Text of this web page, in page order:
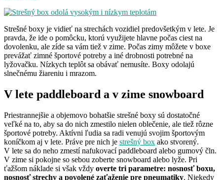
Strešné boxy je vidieť na strechách vozidiel predovšetkým v lete. Je
pravda, že ide o pomôcku, ktorú využijete hlavne počas ciest na
dovolenku, ale zíde sa vám tiež v zime. Počas zimy môžete v boxe
prevážať zimné športové potreby a iné drobnosti potrebné na
lyžovačku. Nízkych teplôt sa obávať nemusíte. Boxy odolajú
slnečnému žiareniu i mrazom.
V lete paddleboard a v zime snowboard
Priestrannejšie a objemovo bohatšie strešné boxy sú dostatočné
veľké na to, aby sa do nich zmestilo nielen oblečenie, ale tiež rôzne
športové potreby. Aktívni ľudia sa radi venujú svojim športovým
koníčkom aj v lete. Práve pre nich je strešný box ako stvorený.
V lete sa do neho zmestí nafukovací paddleboard alebo gumový čln.
V zime si pokojne so sebou zoberte snowboard alebo lyže. Pri
ťažšom náklade si však vždy overte tri parametre: nosnosť boxu,
nosnosť strechy a povolené zaťaženie pre pneumatiky. Niekedy